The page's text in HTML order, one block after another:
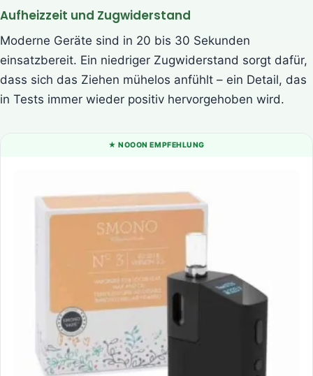
Aufheizzeit und Zugwiderstand
Moderne Geräte sind in 20 bis 30 Sekunden
einsatzbereit. Ein niedriger Zugwiderstand sorgt dafür,
dass sich das Ziehen mühelos anfühlt – ein Detail, das
in Tests immer wieder positiv hervorgehoben wird.
★ NOOON EMPFEHLUNG